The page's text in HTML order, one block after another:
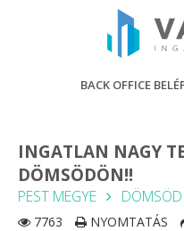
BACK OFFICE
INGATLAN NAGY
DÖMSÖDÖN!!
PEST MEGYE DÖMSÖD
7763 NYOMTATÁS